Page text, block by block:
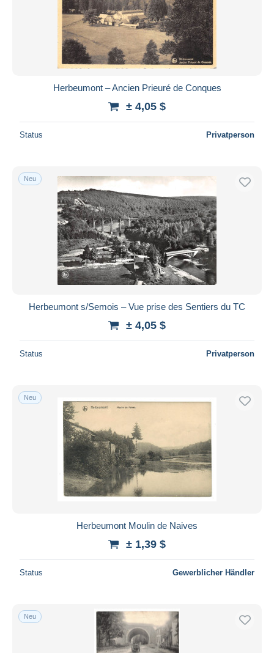
Herbeumont – Ancien Prieuré de Conques
± 4,05 $
Status Privatperson
Neu
Herbeumont s/Semois – Vue prise des Sentiers du TC
± 4,05 $
Status Privatperson
Neu
Herbeumont Moulin de Naives
± 1,39 $
Status Gewerblicher Händler
Neu